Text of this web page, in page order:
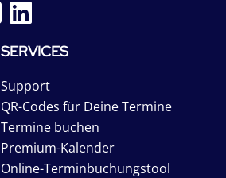
SERVICES
Support
QR-Codes für Deine Termine
Termine buchen
Premium-Kalender
Online-Terminbuchungstool